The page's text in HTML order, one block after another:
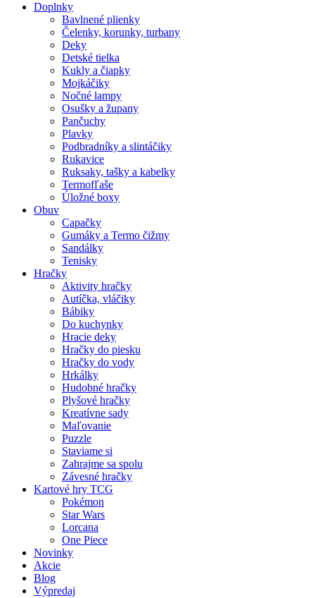
Doplnky
Bavlnené plienky
Čelenky, korunky, turbany
Deky
Detské tielka
Kukly a čiapky
Mojkáčiky
Nočné lampy
Osušky a župany
Pančuchy
Plavky
Podbradníky a slintáčiky
Rukavice
Ruksaky, tašky a kabelky
Termofľaše
Úložné boxy
Obuv
Capačky
Gumáky a Termo čižmy
Sandálky
Tenisky
Hračky
Aktivity hračky
Autíčka, vláčiky
Bábiky
Do kuchynky
Hracie deky
Hračky do piesku
Hračky do vody
Hrkálky
Hudobné hračky
Plyšové hračky
Kreatívne sady
Maľovanie
Puzzle
Staviame si
Zahrajme sa spolu
Závesné hračky
Kartové hry TCG
Pokémon
Star Wars
Lorcana
One Piece
Novinky
Akcie
Blog
Výpredaj